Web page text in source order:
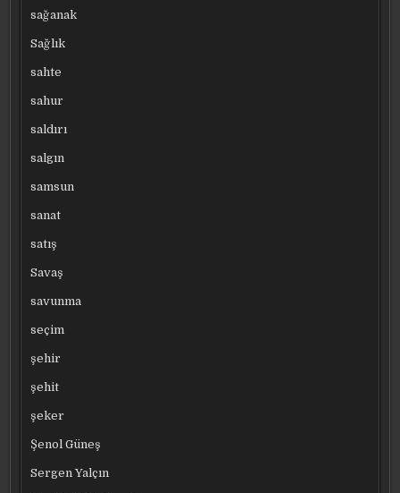
sağanak
Sağlık
sahte
sahur
saldırı
salgın
samsun
sanat
satış
Savaş
savunma
seçim
şehir
şehit
şeker
Şenol Güneş
Sergen Yalçın